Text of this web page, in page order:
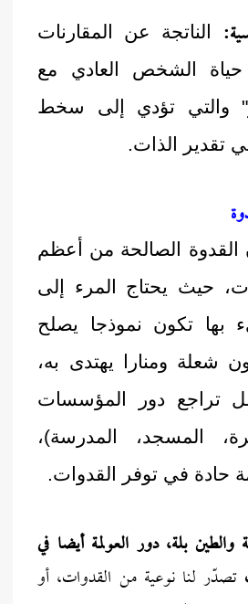
الناتجة عن المقارنات
حياة الشخص العادي مع
والتي تؤدي إلى سخط
تقدير الذات.
القدوة الصالحة من أعظم
حيث يحتاج المرء إلى
بها تكون نموذجا يصلح
شعلة ومنارا يهتدى به،
دور المؤسسات
المسجد، المدرسة)،
حادة في توفر القدوات.
والطين بلة، دور العولمة أيضا في
تصدّر لنا نوعية من القدوات، أو